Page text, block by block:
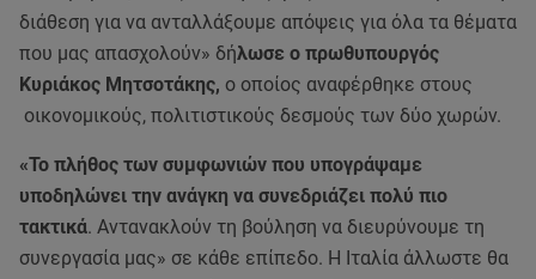
διάθεση για να ανταλλάξουμε απόψεις για όλα τα θέματα
που μας απασχολούν» δήλωσε ο πρωθυπουργός
Κυριάκος Μητσοτάκης, ο οποίος αναφέρθηκε στους
οικονομικούς, πολιτιστικούς δεσμούς των δύο χωρών.
«Το πλήθος των συμφωνιών που υπογράψαμε
υποδηλώνει την ανάγκη να συνεδριάζει πολύ πιο
τακτικά. Αντανακλούν τη βούληση να διευρύνουμε τη
συνεργασία μας» σε κάθε επίπεδο. Η Ιταλία άλλωστε θα